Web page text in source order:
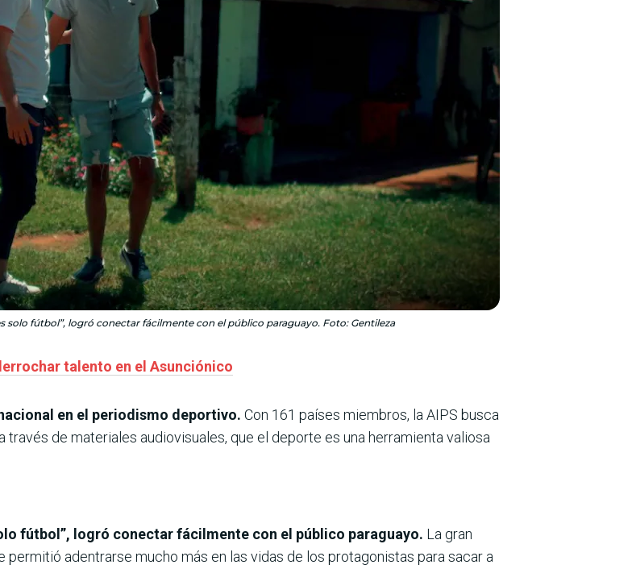
solo fútbol”, logró conectar fácilmente con el público paraguayo. Foto: Gentileza
talento en el Asunciónico
en el periodismo deportivo. Con 161 países miembros, la AIPS busca
de materiales audiovisuales, que el deporte es una herramienta valiosa
fútbol”, logró conectar fácilmente con el público paraguayo. La gran
adentrarse mucho más en las vidas de los protagonistas para sacar a